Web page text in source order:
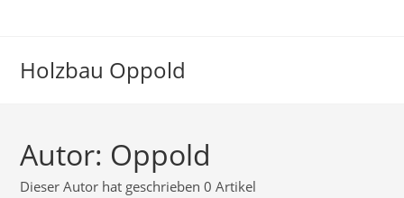
Holzbau Oppold
Autor: Oppold
Dieser Autor hat geschrieben 0 Artikel